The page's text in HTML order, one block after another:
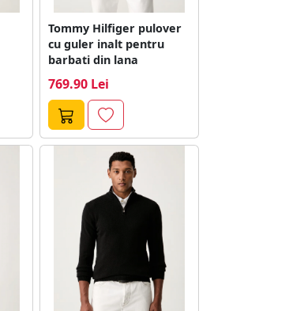
Tommy Hilfiger pulover
cu guler inalt pentru
barbati din lana
769.90 Lei